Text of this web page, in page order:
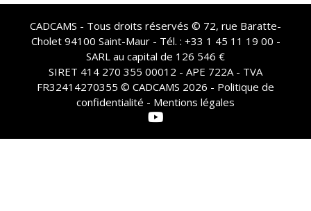
CADCAMS - Tous droits réservés © 72, rue Baratte-
Cholet 94100 Saint-Maur - Tél. : +33 1 45 11 19 00 -
SARL au capital de 126 546 €
SIRET 414 270 355 00012 - APE 722A - TVA
FR32414270355 © CADCAMS 2026 - Politique de
confidentialité - Mentions légales